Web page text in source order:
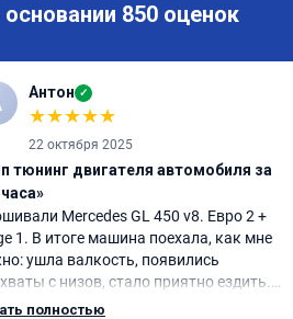
850 оценок
Антон ✓
★★★★★
22 октября 2025
тюнинг двигателя автомобиля за
Mercedes GL 450 v8. Евро 2 +
1. В итоге машина поехала, как мне
ушла валкость, появились
с низов, стало приятно ездить.
из лучших трат, в авто! 🔥
полностью